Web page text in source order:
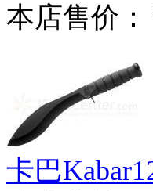
本店售价：
卡巴